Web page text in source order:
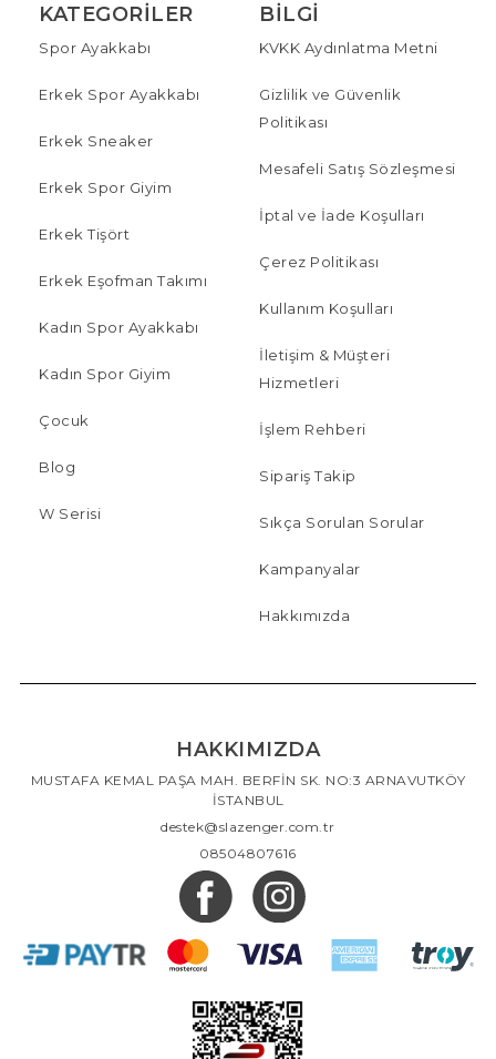
KATEGORILER
Spor Ayakkabı
Erkek Spor Ayakkabı
Erkek Sneaker
Erkek Spor Giyim
Erkek Tişört
Erkek Eşofman Takımı
Kadın Spor Ayakkabı
Kadın Spor Giyim
Çocuk
Blog
W Serisi
BILGI
KVKK Aydınlatma Metni
Gizlilik ve Güvenlik
Politikası
Mesafeli Satış Sözleşmesi
İptal ve İade Koşulları
Çerez Politikası
Kullanım Koşulları
İletişim & Müşteri
Hizmetleri
İşlem Rehberi
Sipariş Takip
Sıkça Sorulan Sorular
Kampanyalar
Hakkımızda
HAKKIMIZDA
MUSTAFA KEMAL PAŞA MAH. BERFİN SK. NO:3 ARNAVUTKÖY
İSTANBUL
destek@slazenger.com.tr
08504807616